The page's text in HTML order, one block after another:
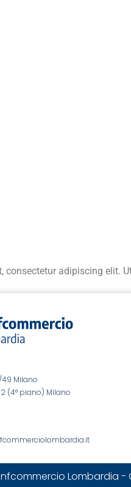
consectetur adipiscing elit.
49 Milano
(4° piano) Milano
Lombardia -